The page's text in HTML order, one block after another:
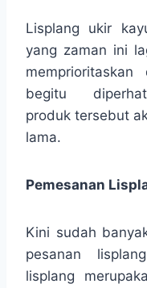
Lisplang ukir
yang zaman ini
begitu
produk tersebut
lama.
Pemesanan
Kini sudah
pesanan
lisplang